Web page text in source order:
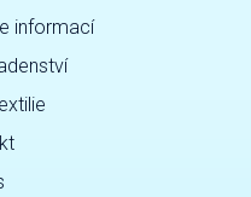
informací